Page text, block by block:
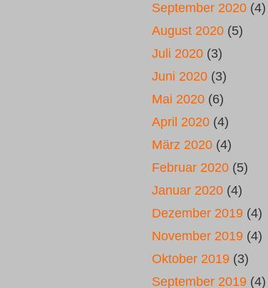
September 2020 (4)
August 2020 (5)
Juli 2020 (3)
Juni 2020 (3)
Mai 2020 (6)
April 2020 (4)
März 2020 (4)
Februar 2020 (5)
Januar 2020 (4)
Dezember 2019 (4)
November 2019 (4)
Oktober 2019 (3)
September 2019 (4)